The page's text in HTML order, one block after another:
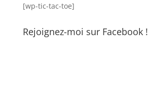
[wp-tic-tac-toe]
Rejoignez-moi sur Facebook !